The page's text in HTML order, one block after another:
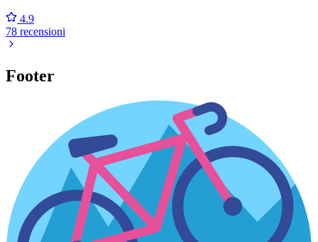
4.9
78 recensioni
Footer